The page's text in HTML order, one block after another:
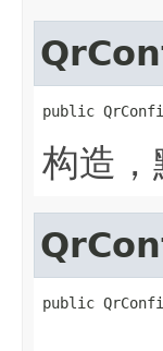
public
构造
public